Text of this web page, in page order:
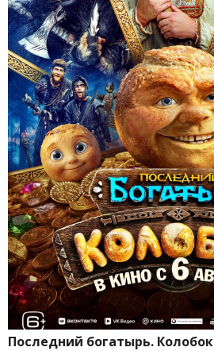
Последний богатырь. Колобок